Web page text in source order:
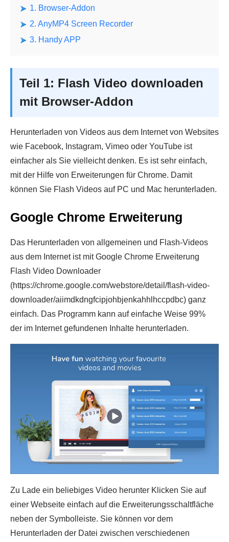
1. Browser-Addon
2. AnyMP4 Screen Recorder
3. Handy APP
Teil 1: Flash Video downloaden
mit Browser-Addon
Herunterladen von Videos aus dem Internet von Websites
wie Facebook, Instagram, Vimeo oder YouTube ist
einfacher als Sie vielleicht denken. Es ist sehr einfach,
mit der Hilfe von Erweiterungen für Chrome. Damit
können Sie Flash Videos auf PC und Mac herunterladen.
Google Chrome Erweiterung
Das Herunterladen von allgemeinen und Flash-Videos
aus dem Internet ist mit Google Chrome Erweiterung
Flash Video Downloader
(https://chrome.google.com/webstore/detail/flash-video-
downloader/aiimdkdngfcipjohbjenkahhlhccpdbc) ganz
einfach. Das Programm kann auf einfache Weise 99%
der im Internet gefundenen Inhalte herunterladen.
Zu Lade ein beliebiges Video herunter Klicken Sie auf
einer Webseite einfach auf die Erweiterungsschaltfläche
neben der Symbolleiste. Sie können vor dem
Herunterladen der Datei zwischen verschiedenen